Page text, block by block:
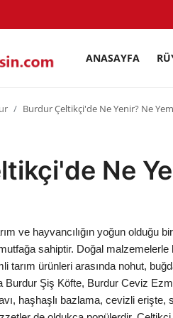
ANASAYFA
Burdur Çeltikçi'de Ne Yenir? Ne
Ne
ve hayvancılığın yoğun olduğu
sahiptir. Doğal
tarım ürünleri arasında nohut,
Burdur Şiş Köfte, Burdur Ceviz
haşhaşlı bazlama, cevizli